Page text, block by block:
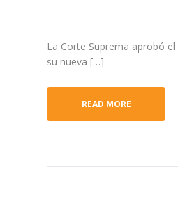
La Corte Suprema aprobó
su nueva […]
READ MORE